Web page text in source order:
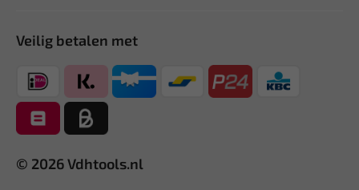
Veilig betalen met
© 2026 Vdhtools.nl